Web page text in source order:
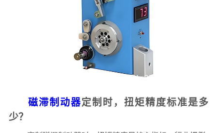
磁滞制动器定制时，扭矩精度标准是多
少？